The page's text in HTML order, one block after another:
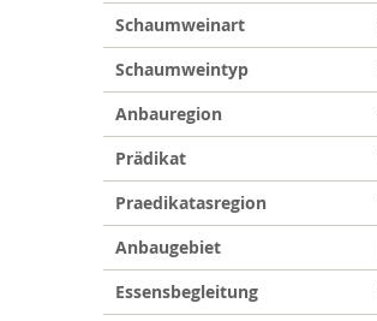
Schaumweinart
Schaumweintyp
Anbauregion
Prädikat
Praedikatasregion
Anbaugebiet
Essensbegleitung